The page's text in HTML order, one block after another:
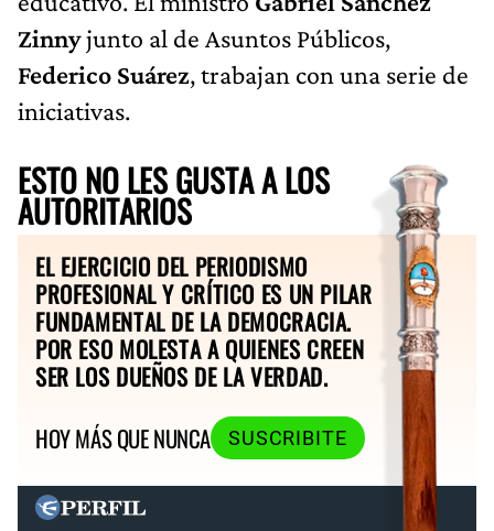
Zinnyjunto al de Asuntos Públicos,
Federico Suárez, trabajan con una serie de
iniciativas.
ESTO NO LES GUSTA A LOS
AUTORITARIOS
EL EJERCICIO DEL PERIODISMO
PROFESIONAL Y CRÍTICO ES UN PILAR
FUNDAMENTAL DE LA DEMOCRACIA.
POR ESO MOLESTA A QUIENES CREEN
SER LOS DUEÑOS DE LA VERDAD.
HOY MÁS QUE NUNCA
SUSCRIBITE